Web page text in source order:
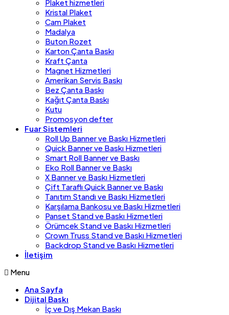
Plaket hizmetleri
Kristal Plaket
Cam Plaket
Madalya
Buton Rozet
Karton Çanta Baskı
Kraft Çanta
Magnet Hizmetleri
Amerikan Servis Baskı
Bez Çanta Baskı
Kağıt Çanta Baskı
Kutu
Promosyon defter
Fuar Sistemleri
Roll Up Banner ve Baskı Hizmetleri
Quick Banner ve Baskı Hizmetleri
Smart Roll Banner ve Baskı
Eko Roll Banner ve Baskı
X Banner ve Baskı Hizmetleri
Çift Taraflı Quick Banner ve Baskı
Tanıtım Standı ve Baskı Hizmetleri
Karşılama Bankosu ve Baskı Hizmetleri
Panset Stand ve Baskı Hizmetleri
Örümcek Stand ve Baskı Hizmetleri
Crown Truss Stand ve Baskı Hizmetleri
Backdrop Stand ve Baskı Hizmetleri
İletişim
Menu
Ana Sayfa
Dijital Baskı
İç ve Dış Mekan Baskı